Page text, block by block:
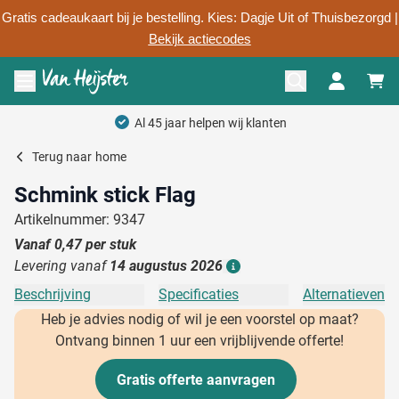
Gratis cadeaukaart bij je bestelling. Kies: Dagje Uit of Thuisbezorgd |
Bekijk actiecodes
Ga naar de inhoud
Menu openen
Al 45 jaar helpen wij klanten
Terug naar home
Schmink stick Flag
Artikelnummer: 9347
Vanaf0,47per stuk
Levering vanaf 14 augustus 2026
Beschrijving Specificaties
Alternatieven
Heb je advies nodig of wil je een voorstel op maat?
Ontvang binnen 1 uur een vrijblijvende offerte!
Gratis offerte aanvragen